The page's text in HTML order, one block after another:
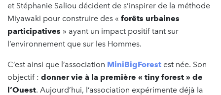
et Stéphanie Saliou décident de s’inspirer de la méthode
Miyawaki pour construire des « forêts urbaines
participatives » ayant un impact positif tant sur
l’environnement que sur les Hommes.
C’est ainsi que l’association MiniBigForest est née. Son
objectif : donner vie à la première « tiny forest » de
l’Ouest. Aujourd’hui, l’association expérimente déjà la